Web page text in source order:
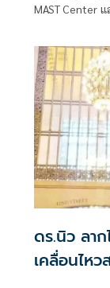
MAST Center
ถามได้งี่เง่ามา
ดร.นิว ลา
เคลื่อนไห